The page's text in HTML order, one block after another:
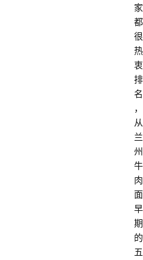
家
都
很
热
衷
排
名
，
从
兰
州
牛
肉
面
早
期
的
五